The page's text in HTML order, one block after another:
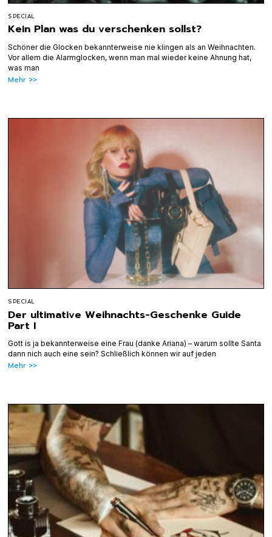
SPECIAL
Kein Plan was du verschenken sollst?
Schöner die Glocken bekannterweise nie klingen als an Weihnachten.
Vor allem die Alarmglocken, wenn man mal wieder keine Ahnung hat,
was man
Mehr >>
SPECIAL
Der ultimative Weihnachts-Geschenke Guide
Part I
Gott is ja bekannterweise eine Frau (danke Ariana) – warum sollte Santa
dann nich auch eine sein? Schließlich können wir auf jeden
Mehr >>